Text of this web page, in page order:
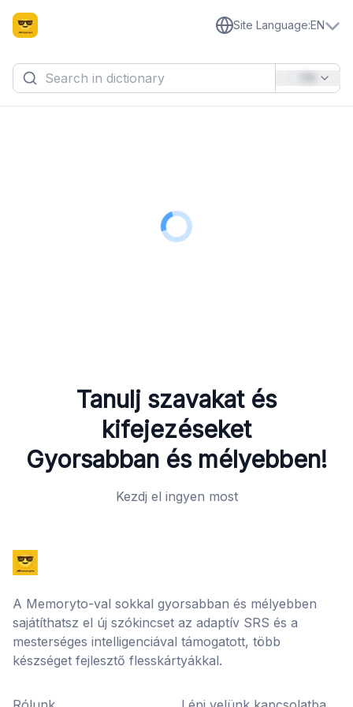
Site Language:EN
Tanulj szavakat és
kifejezéseket
Gyorsabban és mélyebben!
Kezdj el ingyen most
A Memoryto-val sokkal gyorsabban és mélyebben
sajátíthatsz el új szókincset az adaptív SRS és a
mesterséges intelligenciával támogatott, több
készséget fejlesztő flesskártyákkal.